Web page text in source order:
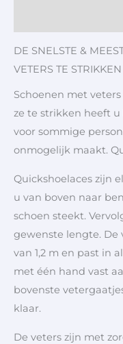
DE SNELSTE &
VETERS TE STRIKKEN
Schoenen met
ze te strikken heeft
voor sommige
onmogelijk maakt.
Quickshoelaces zijn
u van boven naar
schoen steekt.
gewenste lengte. De
van 1,2 m en past in
met één hand vast
bovenste
klaar.
De veters zijn met